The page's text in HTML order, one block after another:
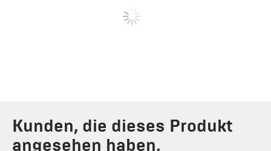
Kunden, die dieses Produkt
angesehen haben,